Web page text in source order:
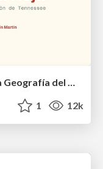
Geografía y Fútbol: Chattanooga Geografía del Búnker de La Roja.
1 12k